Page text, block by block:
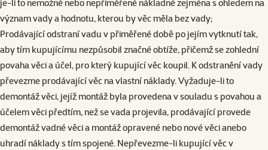
je-li to nemožné nebo nepřiměřeně nákladné zejména s ohledem na
význam vady a hodnotu, kterou by věc měla bez vady;
Prodávající odstraní vadu v přiměřené době po jejím vytknutí tak,
aby tím kupujícímu nezpůsobil značné obtíže, přičemž se zohlední
povaha věci a účel, pro který kupující věc koupil. K odstranění vady
převezme prodávající věc na vlastní náklady. Vyžaduje-li to
demontáž věci, jejíž montáž byla provedena v souladu s povahou a
účelem věci předtím, než se vada projevila, prodávající provede
demontáž vadné věci a montáž opravené nebo nové věci anebo
uhradí náklady s tím spojené. Nepřevezme-li kupující věc v